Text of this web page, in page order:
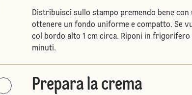
Distribuisci sullo stampo premendo bene con
ottenere un fondo uniforme e compatto. Se
col bordo alto 1 cm circa. Riponi in frigorifero
minuti.
Prepara la crema